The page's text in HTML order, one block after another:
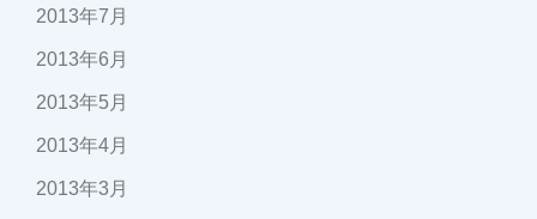
2013年7月
2013年6月
2013年5月
2013年4月
2013年3月